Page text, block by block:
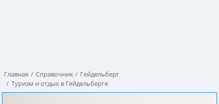
Главная Справочник
Гейдельберг
Туризм и отдых в Гейдельберге